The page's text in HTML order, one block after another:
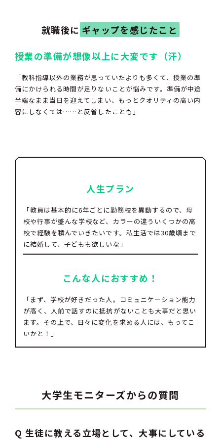
就職後に ギャップを感じたこと
授業の準備が想像以上に大変です（汗）
「教科指導以外の業務が思っていたよりも多くて、授業の準
備にかけられる時間が足りないことが悩みです。準備が中途
半端なまま当日を迎えてしまい、もっとクオリティの高い内
容にしなくては……と反省したことも」
人生プラン
「教員は基本的に6年ごとに勤務校を異動するので、母
校や行事が盛んな学校など、カラーの違ういくつかの高
校で経験を積んでいきたいです。私生活では30歳頃まで
に結婚して、子どもも欲しいな」
こんな人におすすめ！
「まず、学校が好きだった人。コミュニケーション能力
が高く、人前で話すのに抵抗がないことも大事だと思い
ます。その上で、日々に変化を求める人には、もってこ
いかと！」
大学生モニターズからの質問
Q 生徒に教える立場として、大事にしている